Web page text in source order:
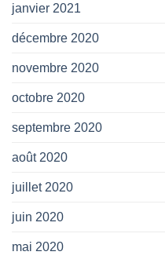
janvier 2021
décembre 2020
novembre 2020
octobre 2020
septembre 2020
août 2020
juillet 2020
juin 2020
mai 2020